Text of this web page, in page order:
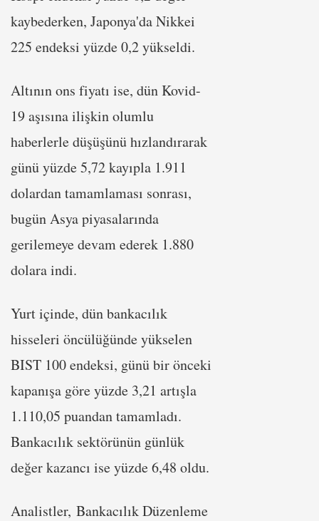
kaybederken, Japonya'da Nikkei
225 endeksi yüzde 0,2 yükseldi.
Altının ons fiyatı ise, dün Kovid-
19 aşısına ilişkin olumlu
haberlerle düşüşünü hızlandırarak
günü yüzde 5,72 kayıpla 1.911
dolardan tamamlaması sonrası,
bugün Asya piyasalarında
gerilemeye devam ederek 1.880
dolara indi.
Yurt içinde, dün bankacılık
hisseleri öncülüğünde yükselen
BIST 100 endeksi, günü bir önceki
kapanışa göre yüzde 3,21 artışla
1.110,05 puandan tamamladı.
Bankacılık sektörünün günlük
değer kazancı ise yüzde 6,48 oldu.
Analistler, Bankacılık Düzenleme